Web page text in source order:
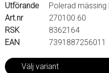
Utförande
Polerad mässing
Art.nr
270100.60
RSK
8362164
EAN
7391887256011
Välj variant